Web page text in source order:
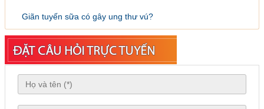
Giãn tuyến sữa có gây ung thư vú?